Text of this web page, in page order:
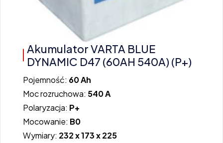
Akumulator VARTA BLUE
DYNAMIC D47 (60AH 540A) (P+)
Pojemność: 60 Ah
Moc rozruchowa: 540 A
Polaryzacja: P+
Mocowanie: B0
Wymiary: 232 x 173 x 225